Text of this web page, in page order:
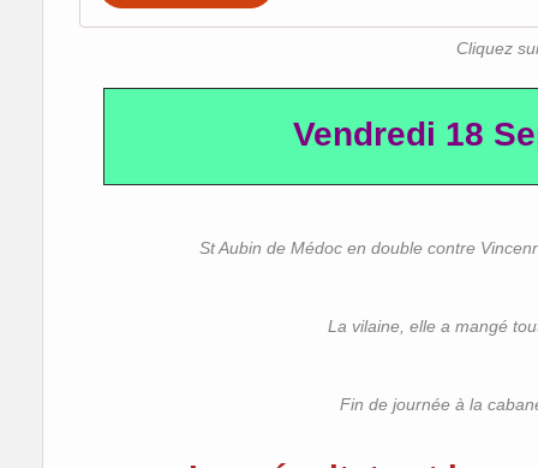
Cliquez
Vendredi 18
St Aubin de Médoc en double contre
La vilaine, elle a mangé
Fin de journée à la